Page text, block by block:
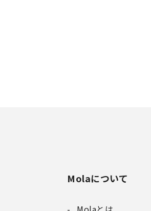
Molaについて